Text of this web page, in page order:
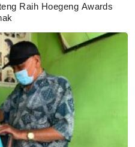
Raih Hoegeng Awards